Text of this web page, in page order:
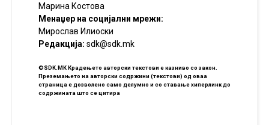
Марина Костова
Менаџер на социјални мрежи:
Мирослав Илиоски
Редакцијa: sdk@sdk.mk
©SDK.MK Крадењето авторски текстови е казниво со закон.
Преземањето на авторски содржини (текстови) од оваа
страница е дозволено само делумно и со ставање хиперлинк до
содржината што се цитира